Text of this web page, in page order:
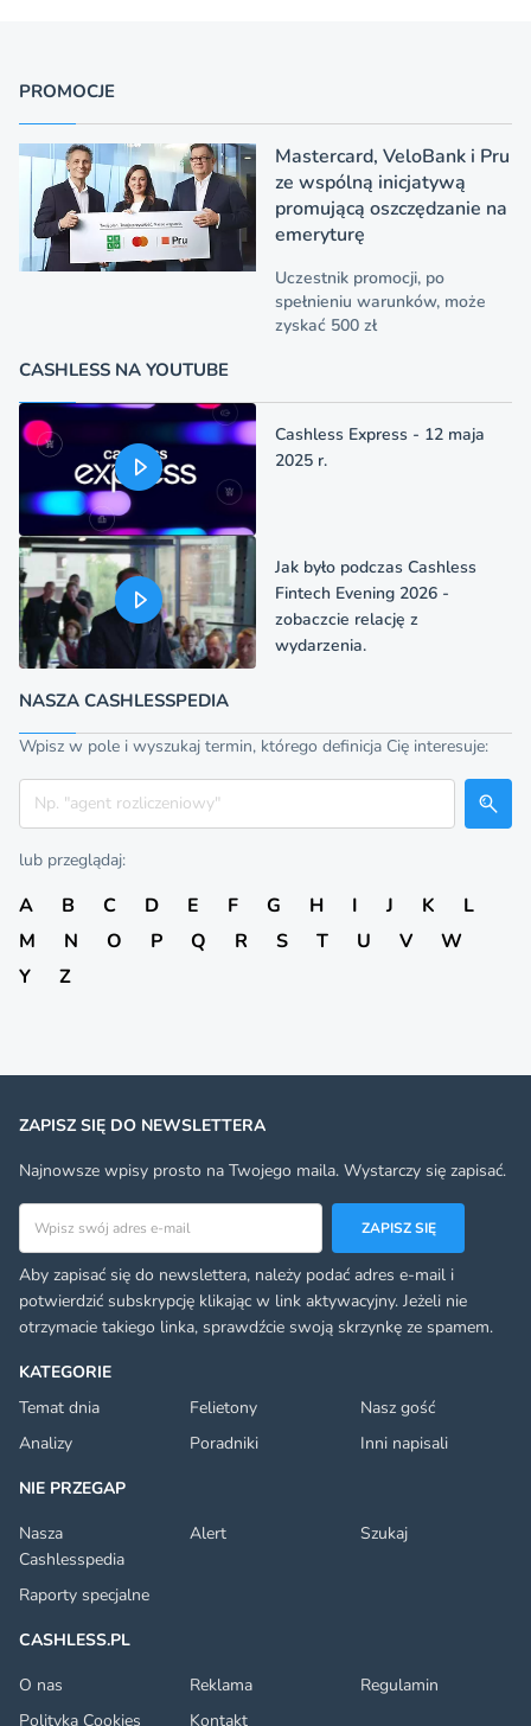
PROMOCJE
Mastercard, VeloBank i Pru
ze wspólną inicjatywą
promującą oszczędzanie na
emeryturę
Uczestnik promocji, po
spełnieniu warunków, może
zyskać 500 zł
CASHLESS NA YOUTUBE
Cashless Express - 12 maja
2025 r.
Jak było podczas Cashless
Fintech Evening 2026 -
zobaczcie relację z
wydarzenia.
NASZA CASHLESSPEDIA
Wpisz w pole i wyszukaj termin, którego definicja Cię interesuje:
Szukaj
lub przeglądaj:
A B C D E F G H I J K
L
M
N O P Q R S T U V
W
Y
Z
KATEGORIE
Temat dnia
Felietony
Nasz gość
Analizy
Poradniki
Inni napisali
NIE PRZEGAP
Nasza
Cashlesspedia
Alert Szukaj
Raporty specjalne
CASHLESS.PL
O nas
Reklama
Regulamin
Polityka Cookies
Kontakt
ZAPISZ SIĘ DO NEWSLETTERA
Najnowsze wpisy prosto na Twojego maila. Wystarczy się zapisać.
Adres email
ZAPISZ SIĘ
Aby zapisać się do newslettera, należy podać adres e-mail i
potwierdzić subskrypcję klikając w link aktywacyjny. Jeżeli nie
otrzymacie takiego linka, sprawdźcie swoją skrzynkę ze spamem.